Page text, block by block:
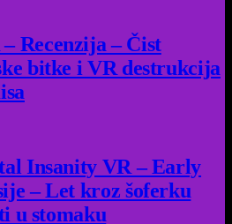
Recenzija – Čist
bitke i VR destrukcija
Insanity VR – Early
– Let kroz šoferku
u stomaku